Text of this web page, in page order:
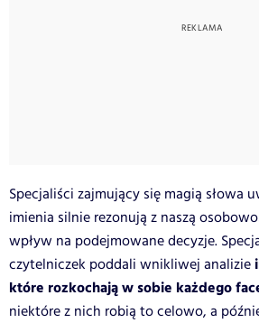
Specjaliści zajmujący się magią słowa
imienia silnie rezonują z naszą
wpływ na podejmowane decyzje.
czytelniczek poddali wnikliwej analizie
które rozkochają w sobie każdego
niektóre z nich robią to celowo, a